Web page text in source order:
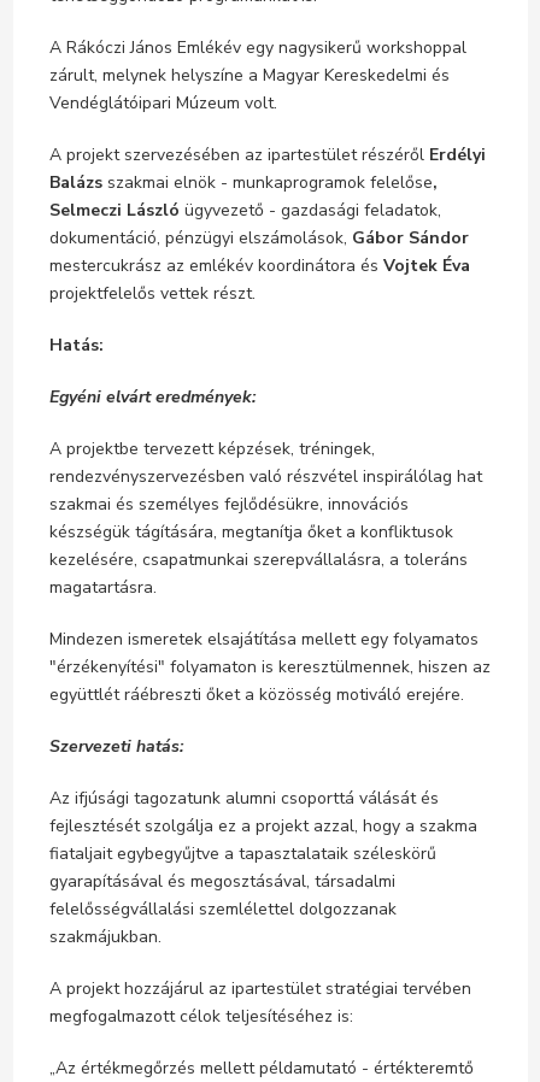
A Rákóczi János Emlékév egy nagysikerű workshoppal
zárult, melynek helyszíne a Magyar Kereskedelmi és
Vendéglátóipari Múzeum volt.
A projekt szervezésében az ipartestület részéről Erdélyi
Balázsszakmai elnök - munkaprogramok felelőse,
Selmeczi László ügyvezető - gazdasági feladatok,
dokumentáció, pénzügyi elszámolások, Gábor Sándor
mestercukrász az emlékév koordinátora és Vojtek Éva
projektfelelős vettek részt.
Hatás:
Egyéni elvárt eredmények:
A projektbe tervezett képzések, tréningek,
rendezvényszervezésben való részvétel inspirálólag hat
szakmai és személyes fejlődésükre, innovációs
készségük tágítására, megtanítja őket a konfliktusok
kezelésére, csapatmunkai szerepvállalásra, a toleráns
magatartásra.
Mindezen ismeretek elsajátítása mellett egy folyamatos
"érzékenyítési" folyamaton is keresztülmennek, hiszen az
együttlét ráébreszti őket a közösség motiváló erejére.
Szervezeti hatás:
Az ifjúsági tagozatunk alumni csoporttá válását és
fejlesztését szolgálja ez a projekt azzal, hogy a szakma
fiataljait egybegyűjtve a tapasztalataik széleskörű
gyarapításával és megosztásával, társadalmi
felelősségvállalási szemlélettel dolgozzanak
szakmájukban.
A projekt hozzájárul az ipartestület stratégiai tervében
megfogalmazott célok teljesítéséhez is:
„Az értékmegőrzés mellett példamutató - értékteremtő